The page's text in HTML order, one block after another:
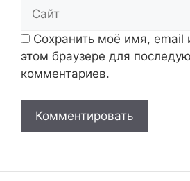
Сохранить моё имя, email
этом браузере для
комментариев.